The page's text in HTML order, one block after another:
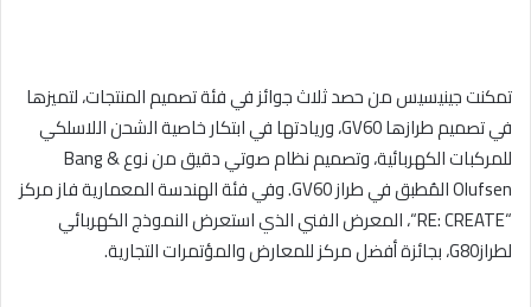
تمكنت جينيسيس من حصد ثلاث جوائز في فئة تصميم المنتجات، لتميزها
في تصميم طرازهاGV60، وريادتها في ابتكار خاصية الشحن اللاسلكي
للمركبات الكهربائية، وتصميم نظام صوتي دقيق من نوعBang &
Olufsenالمُطبق في طرازGV60. وفي فئة الهندسة المعمارية فاز مركز
“
RE: CREATE“، المعرض الفني الذي استعرض النموذج الكهربائي
لطرازG80، بجائزة أفضل مركز للمعارض والمؤتمرات التجارية.